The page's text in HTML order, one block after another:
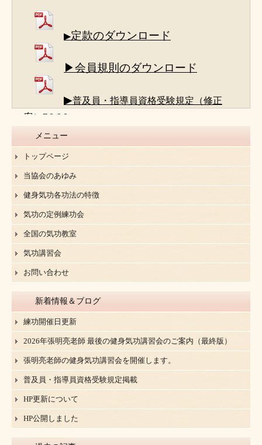
▶定款のダウンロード
▶会員規則のダウンロード
▶普及員・指導員資格受験規定（修正
案）R8.6.8
メニュー
トップページ
当協会のあゆみ
健身気功各功法の特徴
気功の定例練功会
全国の気功教室
気功講習会
お問い合わせ
新着情報＆ブログ
練功開催日更新
2026年張明亮老師 最後の健身気功講習会のご案内（最終版）
張明亮老師の健身気功講習会を開催します。
普及員・指導員資格受験規定掲載
HP更新について
HP公開しました